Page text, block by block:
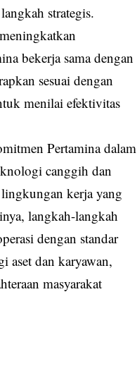
strategis.
bekerja sama dengan
sesuai dengan
menilai efektivitas
Pertamina dalam
canggih dan
kerja yang
langkah-langkah
dengan standar
aset dan karyawan,
masyarakat